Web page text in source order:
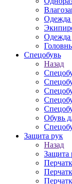
Одежда
Одежда
Спецобувь
Назад
Обувь
Защита рук
Назад
Защита